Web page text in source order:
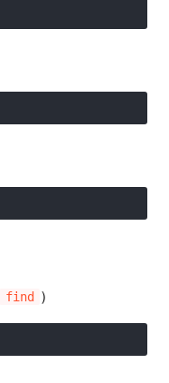
find ）